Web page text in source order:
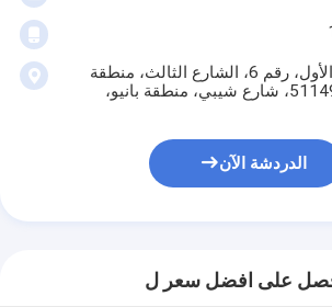
الغرفة 101، الطابق الأول، رقم 6، الشارع الثالث، منطقة
بينغشان الصناعية 511495، شارع شيبي، منطقة بانيو،
الدردشة الآن
على افضل سعر ل